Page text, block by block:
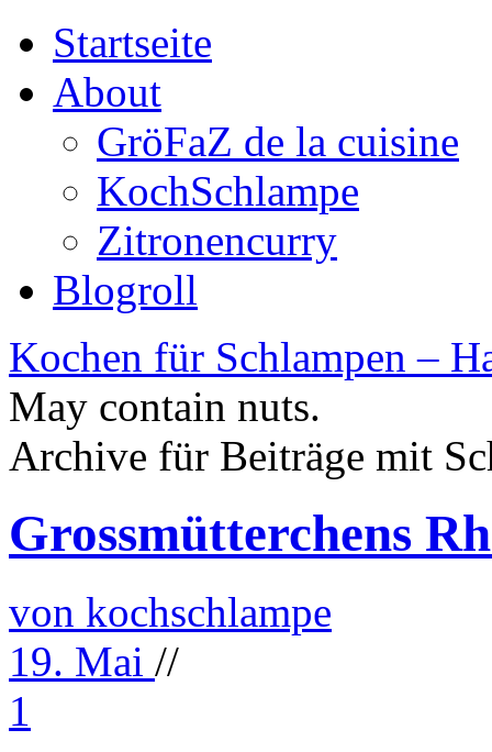
Startseite
About
GröFaZ de la cuisine
KochSchlampe
Zitronencurry
Blogroll
Kochen für Schlampen –
May contain nuts.
Archive für Beiträge mit
Grossmütterchens
von kochschlampe
19. Mai //
1